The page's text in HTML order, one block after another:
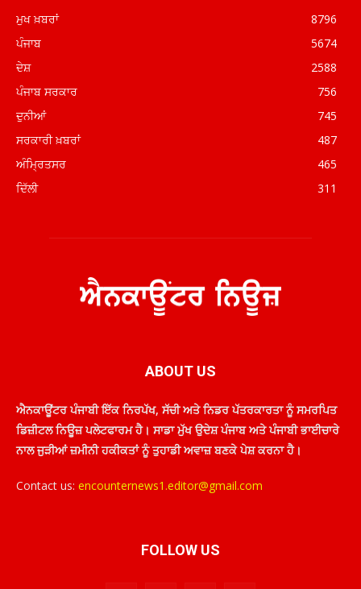
ਮੁਖ ਖ਼ਬਰਾਂ
8796
ਪੰਜਾਬ
5674
ਦੇਸ਼
2588
ਪੰਜਾਬ ਸਰਕਾਰ
756
ਦੁਨੀਆਂ
745
ਸਰਕਾਰੀ ਖ਼ਬਰਾਂ
487
ਅੰਮ੍ਰਿਤਸਰ
465
ਦਿੱਲੀ
311
ABOUT US
ਐਨਕਾਊਂਟਰ ਪੰਜਾਬੀ ਇੱਕ ਨਿਰਪੱਖ, ਸੱਚੀ ਅਤੇ ਨਿਡਰ ਪੱਤਰਕਾਰਤਾ ਨੂੰ ਸਮਰਪਿਤ
ਡਿਜ਼ੀਟਲ ਨਿਊਜ਼ ਪਲੇਟਫਾਰਮ ਹੈ। ਸਾਡਾ ਮੁੱਖ ਉਦੇਸ਼ ਪੰਜਾਬ ਅਤੇ ਪੰਜਾਬੀ ਭਾਈਚਾਰੇ
ਨਾਲ ਜੁੜੀਆਂ ਜ਼ਮੀਨੀ ਹਕੀਕਤਾਂ ਨੂੰ ਤੁਹਾਡੀ ਅਵਾਜ਼ ਬਣਕੇ ਪੇਸ਼ ਕਰਨਾ ਹੈ।
Contact us: encounternews1.editor@gmail.com
FOLLOW US